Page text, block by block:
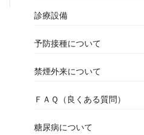
診療設備
予防接種について
禁煙外来について
ＦＡＱ（良くある質問）
糖尿病について